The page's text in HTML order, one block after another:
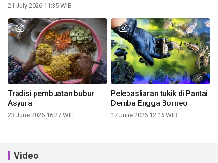
21 July 2026 11:35 WIB
Tradisi pembuatan bubur
Asyura
23 June 2026 16:27 WIB
Pelepasliaran tukik di Pantai
Demba Engga Borneo
17 June 2026 12:16 WIB
Video